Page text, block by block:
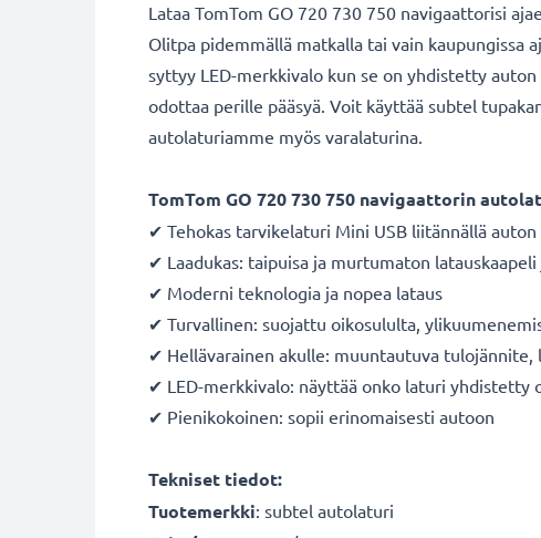
Lataa TomTom GO 720 730 750 navigaattorisi
Olitpa pidemmällä matkalla tai vain kaupungissa
syttyy LED-merkkivalo kun se on yhdistetty
odottaa perille pääsyä. Voit käyttää subtel
autolaturiamme myös varalaturina.
TomTom GO 720 730 750 navigaattorin
✔ Tehokas tarvikelaturi Mini USB liitännällä
✔ Laadukas: taipuisa ja murtumaton
✔ Moderni teknologia ja nopea lataus
✔ Turvallinen: suojattu oikosululta,
✔ Hellävarainen akulle: muuntautuva
✔ LED-merkkivalo: näyttää onko laturi yhdistetty
✔ Pienikokoinen: sopii erinomaisesti autoon
Tekniset tiedot:
Tuotemerkki: subtel autolaturi